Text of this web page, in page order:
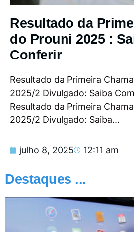
Resultado da
do Prouni 2025 :
Conferir
Resultado da Primeira
2025/2 Divulgado: Saiba
Resultado da Primeira
2025/2 Divulgado: Saiba...
julho 8, 2025 12:11 am
Destaques ...